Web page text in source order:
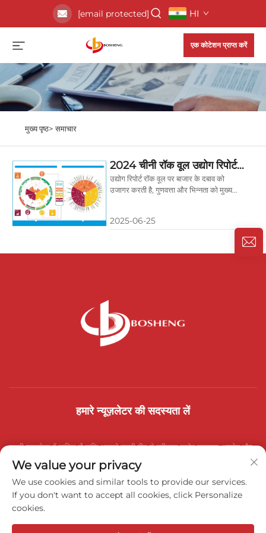
[email protected] HI
एक कोटेशन प्राप्त करें
मुख्य पृष्ठ> समाचार
2024 चीनी रॉक वूल उद्योग रिपोर्ट
जारी: चुनौतियों और अवसरों का सह-
अस्तित्व, बोशेंग समूह गुणवत्ता और
उद्योग रिपोर्ट रॉक वूल पर बाजार के दबाव को
उजागर करती है, गुणवत्ता और भिन्नता को मुख्य
बोशेंग · प्रकाशन तिथि: 2025-06-25 प्राधिकरण
2025-06-25
हमारे न्यूज़लेटर की सदस्यता लें
हमारी न्यूज़लेटर में शामिल हों ताकि आपको हमारी टीम से नवीनतम उद्योग समाचार, अपडेट और
अंतर्दृष्टि प्राप्त हो।
We value your privacy
We use cookies and similar tools to provide our services.
If you don't want to accept all cookies, click Personalize
cookies.